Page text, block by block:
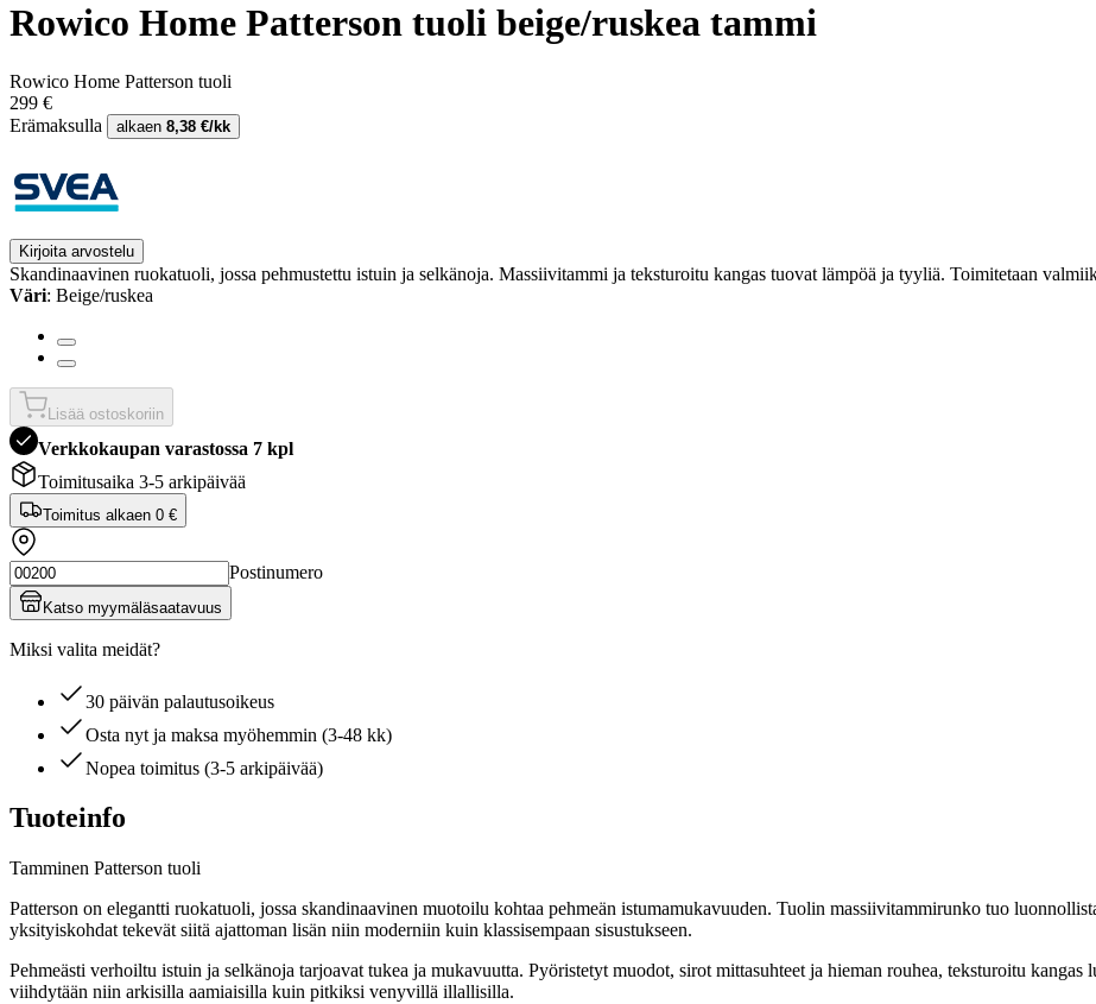
Rowico Home Patterson tuoli beige/ruskea tammi
Rowico Home Patterson tuoli
299 €
Erämaksulla
alkaen 8,38 €/kk
Kirjoita arvostelu
Skandinaavinen ruokatuoli, jossa pehmustettu istuin ja selkänoja. Massiivitammi ja teksturoitu kangas tuovat lämpöä ja tyyliä. Toimitetaan
Väri: Beige/ruskea
Lisää ostoskoriin
Verkkokaupan varastossa 7 kpl
Toimitusaika 3-5 arkipäivää
Toimitus alkaen 0 €
Postinumero
Katso myymäläsaatavuus
Miksi valita meidät?
30 päivän palautusoikeus
Osta nyt ja maksa myöhemmin (3-48 kk)
Nopea toimitus (3-5 arkipäivää)
Tuoteinfo
Tamminen Patterson tuoli
Patterson on elegantti ruokatuoli, jossa skandinaavinen muotoilu kohtaa pehmeän istumamukavuuden. Tuolin massiivitammirunko tuo
yksityiskohdat tekevät siitä ajattoman lisän niin moderniin kuin klassisempaan sisustukseen.
Pehmeästi verhoiltu istuin ja selkänoja tarjoavat tukea ja mukavuutta. Pyöristetyt muodot, sirot mittasuhteet ja hieman rouhea, teksturoitu
viihdytään niin arkisilla aamiaisilla kuin pitkiksi venyvillä illallisilla.